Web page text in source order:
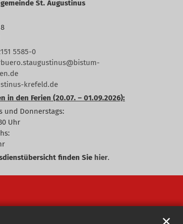
St. Augustinus
5585-0
krefeld.de
in den Ferien (20.07. – 01.09.2026):
und Donnerstags:
Uhr
finden Sie hier.